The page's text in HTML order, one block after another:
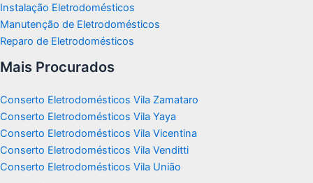
Instalação Eletrodomésticos
Manutenção de Eletrodomésticos
Reparo de Eletrodomésticos
Mais Procurados
Conserto Eletrodomésticos Vila Zamataro
Conserto Eletrodomésticos Vila Yaya
Conserto Eletrodomésticos Vila Vicentina
Conserto Eletrodomésticos Vila Venditti
Conserto Eletrodomésticos Vila União